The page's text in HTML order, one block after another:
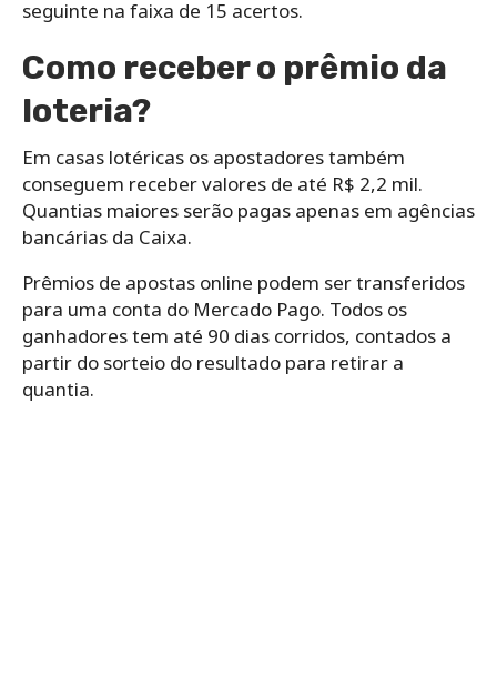
seguinte na faixa de 15 acertos.
Como receber o prêmio da
loteria?
Em casas lotéricas os apostadores também
conseguem receber valores de até R$ 2,2 mil.
Quantias maiores serão pagas apenas em agências
bancárias da Caixa.
Prêmios de apostas online podem ser transferidos
para uma conta do Mercado Pago. Todos os
ganhadores tem até 90 dias corridos, contados a
partir do sorteio do resultado para retirar a
quantia.